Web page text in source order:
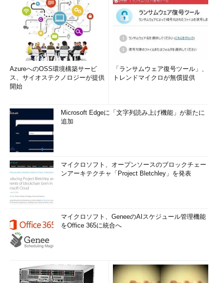
AzureへのOSS環境構築サービ
ス、サイオステクノロジーが提供
開始
「ランサムウェア復号ツール」、
トレンドマイクロが無償提供
Microsoft Edgeに「文字列読み上げ機能」が新たに
追加
マイクロソフト、オープンソースのブロックチェー
ンアーキテクチャ「Project Bletchley」を発表
マイクロソフト、GeneeのAIスケジュール管理機能
をOffice 365に統合へ